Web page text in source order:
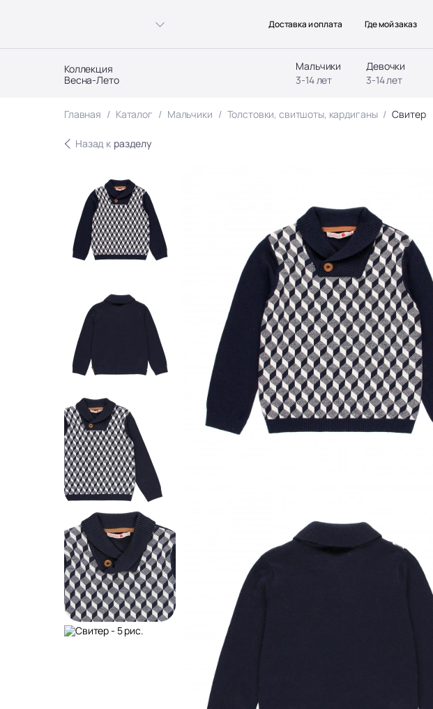
Коллекция
Весна-Лето
Мальчики
3-14 лет
Девочки
3-14 лет
Доставка и оплата Где мой заказ
Главная Каталог Мальчики Толстовки, свитшоты, кардиганы Свитер
Назад к разделу